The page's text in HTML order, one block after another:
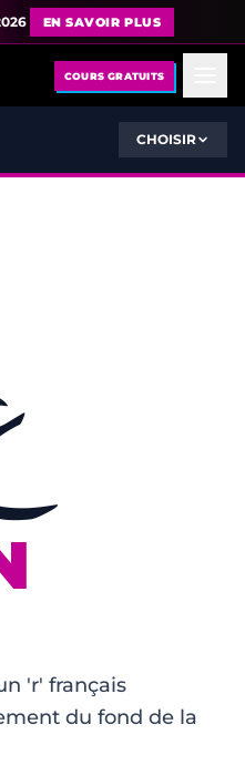
EN SAVOIR PLUS
COURS GRATUITS
CHOISIR
'r' français
du fond de la